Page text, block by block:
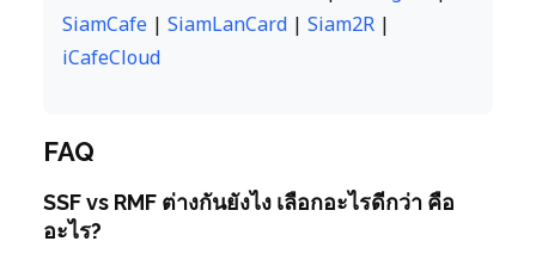
SiamCafe | SiamLanCard | Siam2R |
iCafeCloud
FAQ
SSF vs RMF ต่างกันยังไง เลือกอะไรดีกว่า คือ
อะไร?